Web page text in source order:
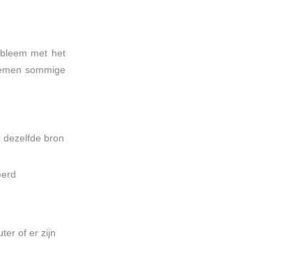
met het
sommige
dezelfde bron
of er zijn